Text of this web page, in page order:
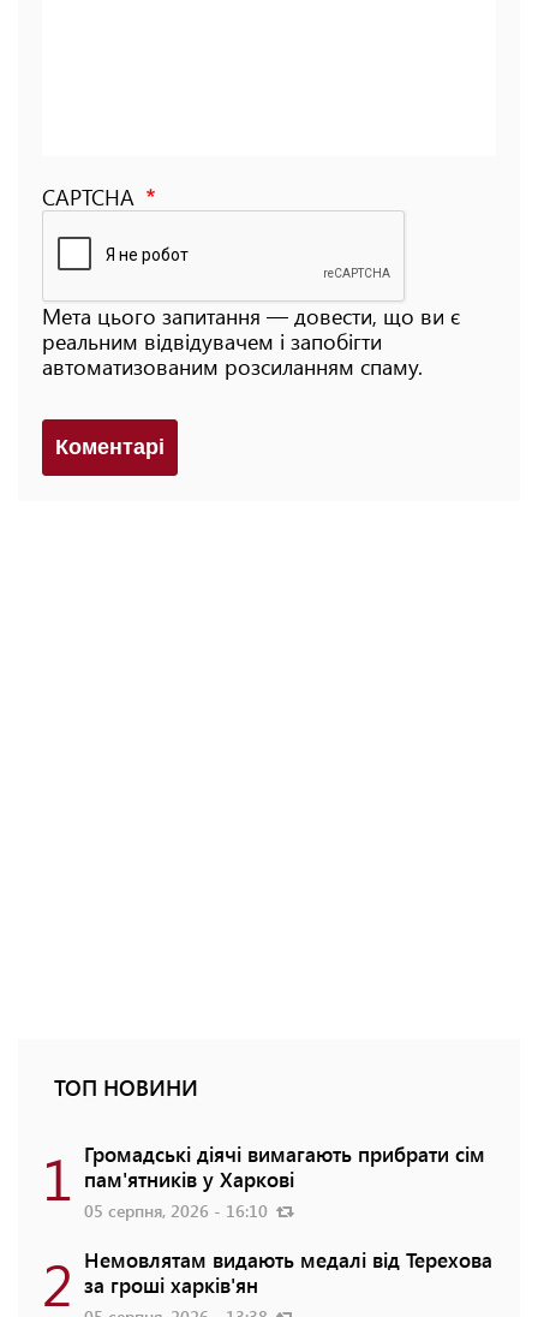
CAPTCHA
Мета цього запитання — довести, що ви є
реальним відвідувачем і запобігти
автоматизованим розсиланням спаму.
Коментарi
ТОП НОВИНИ
1 Громадські діячі вимагають прибрати сім
пам'ятників у Харкові
05 серпня, 2026 - 16:10
2 Немовлятам видають медалі від Терехова
за гроші харків'ян